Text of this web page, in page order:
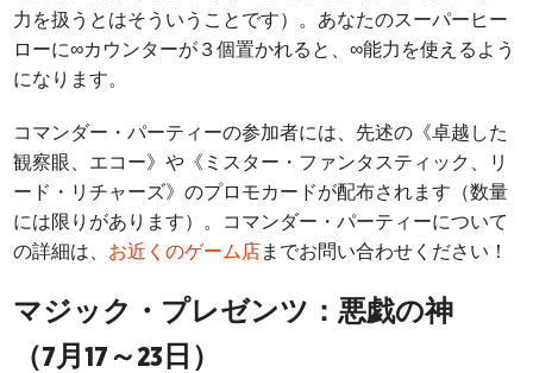
力を扱うとはそういうことです）。あなたのスーパーヒー
ローに∞カウンターが３個置かれると、∞能力を使えるよう
になります。
コマンダー・パーティーの参加者には、先述の《卓越した
観察眼、エコー》や《ミスター・ファンタスティック、リ
ード・リチャーズ》のプロモカードが配布されます（数量
には限りがあります）。コマンダー・パーティーについて
の詳細は、 お近くのゲーム店までお問い合わせください！
マジック・プレゼンツ：悪戯の神
（7月17～23日）